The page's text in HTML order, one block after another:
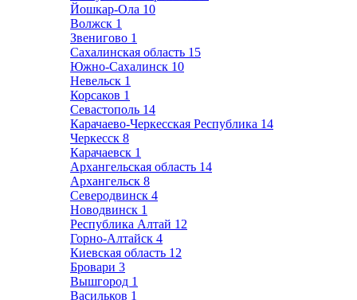
Йошкар-Ола 10
Волжск 1
Звенигово 1
Сахалинская область 15
Южно-Сахалинск 10
Невельск 1
Корсаков 1
Севастополь 14
Карачаево-Черкесская Республика 14
Черкесск 8
Карачаевск 1
Архангельская область 14
Архангельск 8
Северодвинск 4
Новодвинск 1
Республика Алтай 12
Горно-Алтайск 4
Киевская область 12
Бровари 3
Вышгород 1
Васильков 1